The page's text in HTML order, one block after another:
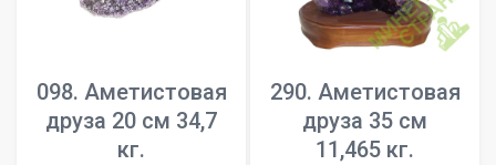
098. Аметистовая
друза 20 см 34,7
кг.
290. Аметистовая
друза 35 см
11,465 кг.